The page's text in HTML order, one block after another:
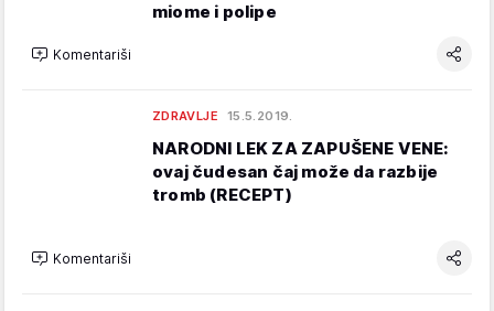
miome i polipe
Komentariši
ZDRAVLJE 15.5.2019.
NARODNI LEK ZA ZAPUŠENE VENE:
ovaj čudesan čaj može da razbije
tromb (RECEPT)
Komentariši